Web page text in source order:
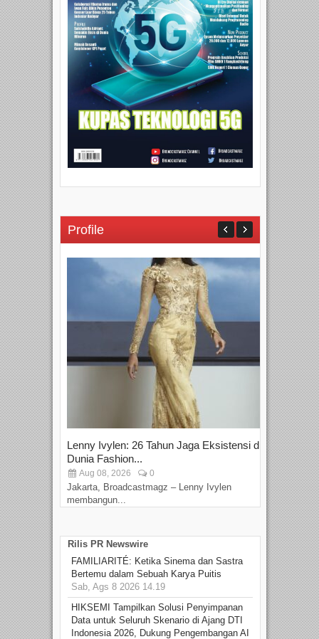
Profile
Lenny Ivylen: 26 Tahun Jaga Eksistensi di
Dunia Fashion...
Aug 08, 2026 0
Jakarta, Broadcastmagz – Lenny Ivylen
membangun...
Rilis PR Newswire
FAMILIARITÉ: Ketika Sinema dan Sastra
Bertemu dalam Sebuah Karya Puitis
Sab, Ags 8 2026 14.19
HIKSEMI Tampilkan Solusi Penyimpanan
Data untuk Seluruh Skenario di Ajang DTI
Indonesia 2026, Dukung Pengembangan AI